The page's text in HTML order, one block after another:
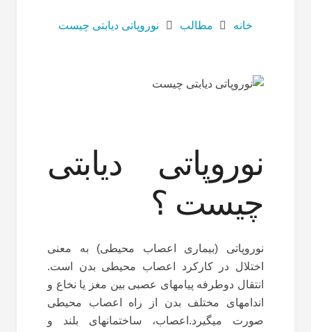
خانه مطالب نوروپاتی دیابتی چیست
نوروپاتی دیابتی
چیست ؟
نوروپاتی (بیماری اعصاب محیطی) به معنی
اختلال در کارکرد اعصاب محیطی بدن است.
انتقال دوطرفه پیام‏های عصبی بین مغز یا نخاع و
اندام‏های مختلف بدن از راه اعصاب محیطی
صورت می‏گیرد.اعصاب، ساختمان‏های بلند و